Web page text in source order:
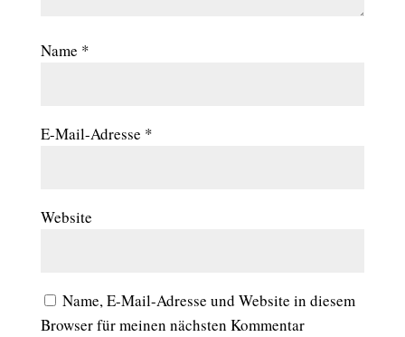
Name *
E-Mail-Adresse *
Website
Name, E-Mail-Adresse und Website in diesem
Browser für meinen nächsten Kommentar